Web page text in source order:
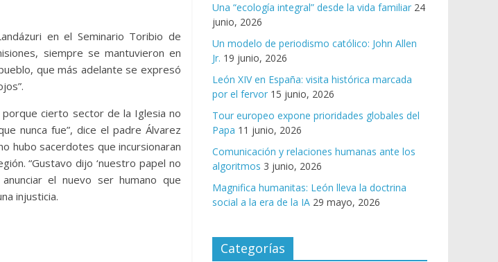
en el Seminario Toribio de
siempre se mantuvieron en
que más adelante se expresó
cierto sector de la Iglesia no
nunca fue”, dice el padre Álvarez
hubo sacerdotes que incursionaran
“Gustavo dijo ‘nuestro papel no
el nuevo ser humano que
injusticia.
Una “ecología integral” desde la vida familiar 24
junio, 2026
Un modelo de periodismo católico: John Allen
Jr. 19 junio, 2026
León XIV en España: visita histórica marcada
por el fervor 15 junio, 2026
Tour europeo expone prioridades globales del
Papa 11 junio, 2026
Comunicación y relaciones humanas ante los
algoritmos 3 junio, 2026
Magnifica humanitas: León lleva la doctrina
social a la era de la IA 29 mayo, 2026
Categorías